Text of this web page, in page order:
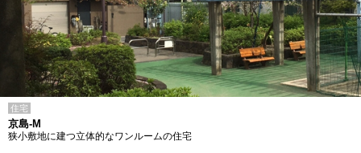
住宅
京島-M
狭小敷地に建つ立体的なワンルームの住宅